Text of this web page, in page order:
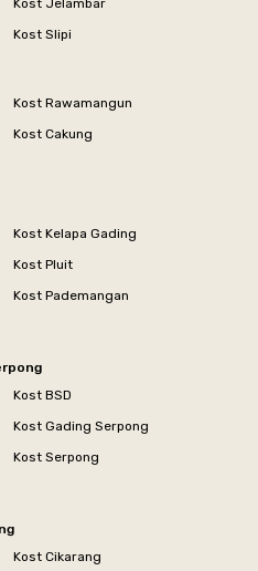
Kost Jelambar
Kost Slipi
Kost Rawamangun
Kost Cakung
Kost Kelapa Gading
Kost Pluit
Kost Pademangan
Kost BSD
Kost Gading Serpong
Kost Serpong
Kost Cikarang